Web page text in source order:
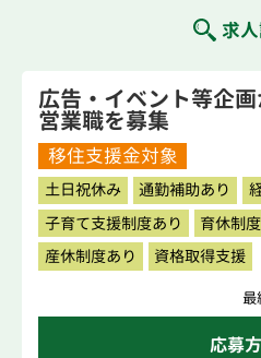
求
広告・イベント等企
営業職を募集
移住支援金対象
土日祝休み 通勤補助あり
子育て支援制度あり
育休制
産休制度あり
資格取得支援
最
応募